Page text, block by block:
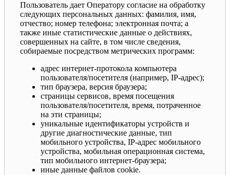
Пользователь дает Оператору согласие на обработку
следующих персональных данных: фамилия, имя,
отчество; номер телефона; электронная почта; а
также иные статистические данные о действиях,
совершенных на сайте, в том числе сведения,
собираемые посредством метрических программ:
адрес интернет-протокола компьютера
пользователя/посетителя (например, IP-адрес);
тип браузера, версия браузера;
страницы сервисов, время посещения
пользователя/посетителя, время, потраченное
на эти страницы;
уникальные идентификаторы устройств и
другие диагностические данные, тип
мобильного устройства, IP-адрес мобильного
устройства, мобильная операционная система,
тип мобильного интернет-браузера;
иные данные файлов cookie.